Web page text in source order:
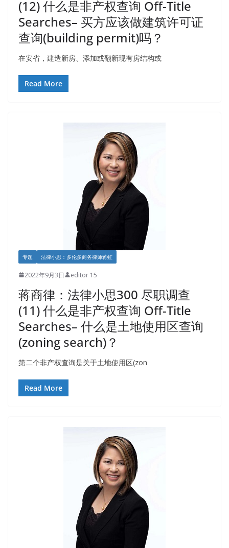
(12) 什么是非产权查询 Off-Title
Searches– 买方应该做建筑许可证
查询(building permit)吗？
在安省，建造新房、添加或翻新现有房结构或
Read More
专题 法律小思：多伦多商务律师蒋虹
2022年9月3日 editor 15
蒋商律：法律小思300 尽职调查
(11) 什么是非产权查询 Off-Title
Searches– 什么是土地使用区查询
(zoning search)？
第二个非产权查询是关于土地使用区(zon
Read More